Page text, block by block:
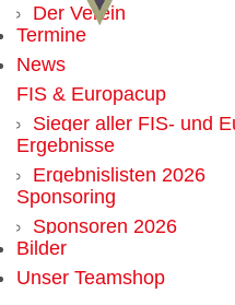
Der Verein
Mitglied werden
Vorteile für Mitglieder
Vorstand
Chronik
Alle Obmänner seit
Termine
News
FIS & Europacup
Sieger aller FIS- und
Weltcup
Ergebnisse
Ergebnislisten 2026
Ergebnislisten 2025
Ergebnislisten 2024
Ergebnislisten 2022
Sponsoring
Sponsoren 2026
Werbemöglichkeit
Bilder
Unser Teamshop